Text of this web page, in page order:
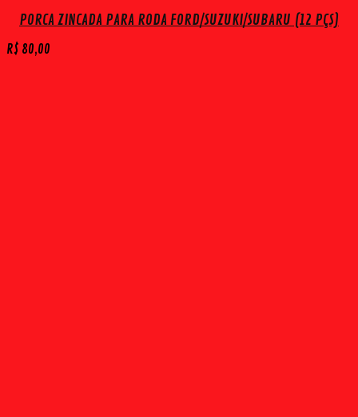
PORCA ZINCADA PARA RODA FORD/SUZUKI/SUBARU (12 PÇS)
R$ 80,00